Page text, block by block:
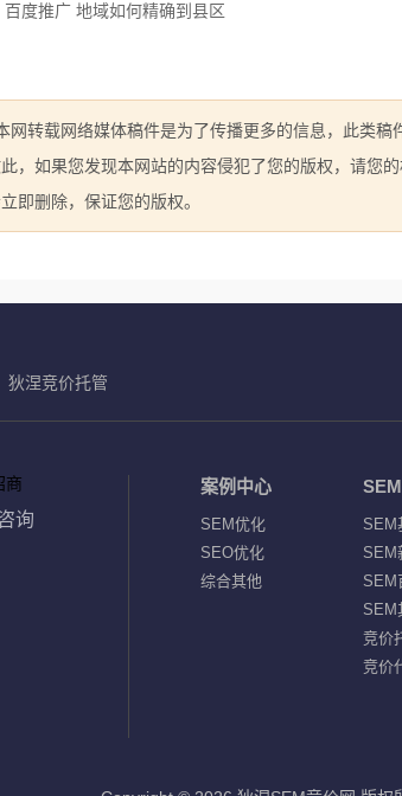
百度推广 地域如何精确到县区
网转载网络媒体稿件是为了传播更多的信息，此类
，如果您发现本网站的内容侵犯了您的版权，请您
即删除，保证您的版权。
狄涅竞价托管
询
案例中心
SEM优化
SEO优化
综合其他
SEM
SEM
SEM
SEM
竞价
竞价